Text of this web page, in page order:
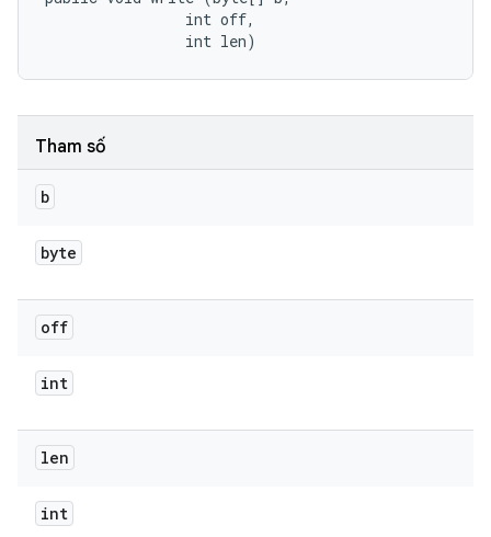
                int off,
                int len)
Tham số
b
byte
off
int
len
int